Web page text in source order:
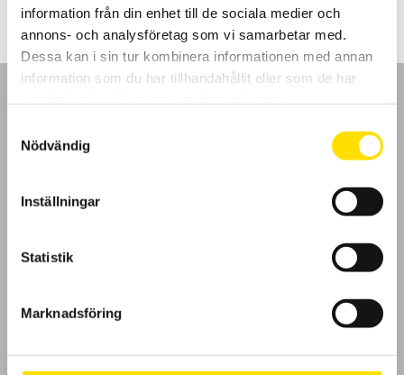
information från din enhet till de sociala medier och
annons- och analysföretag som vi samarbetar med.
Dessa kan i sin tur kombinera informationen med annan
information som du har tillhandahållit eller som de har
Nödvändig
Inställningar
Statistik
Marknadsföring